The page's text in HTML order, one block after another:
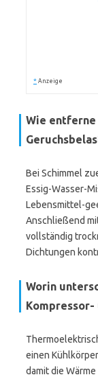
* Anzeige
Wie entferne
Bei Schimmel
Essig-Wasser-
Lebensmittel-
Anschließend
vollständig
Dichtungen
Worin
Kompressor-
einen
damit die